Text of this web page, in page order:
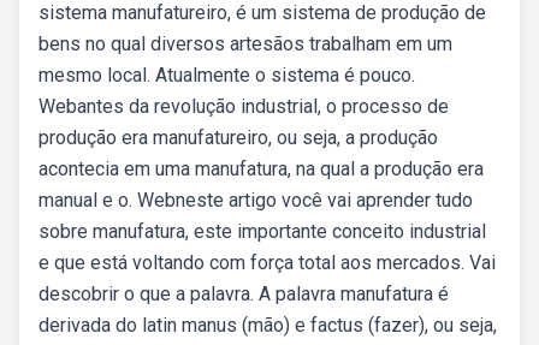
sistema manufatureiro, é um sistema de produção de
bens no qual diversos artesãos trabalham em um
mesmo local. Atualmente o sistema é pouco.
Webantes da revolução industrial, o processo de
produção era manufatureiro, ou seja, a produção
acontecia em uma manufatura, na qual a produção era
manual e o. Webneste artigo você vai aprender tudo
sobre manufatura, este importante conceito industrial
e que está voltando com força total aos mercados. Vai
descobrir o que a palavra. A palavra manufatura é
derivada do latin manus (mão) e factus (fazer), ou seja,